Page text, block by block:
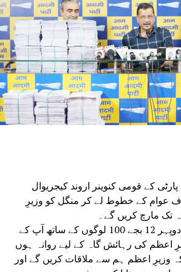
جمعیۃ علماء ہند نے وقف ترمیمی ایکٹ 2025 کو سپریم
کے قومی کنوینر اروند کیجریوال
خلاف عوام کے خطوط لے کر منگل کو وزیرِ
تک مارچ کریں گے۔
انہوں نے کہا کہ وہ دوپہر 12 بجے 100 لوگوں کے ساتھ آپ کے
اعظم کی رہائش گاہ کے لیے روانہ ہوں
وزیرِ اعظم ہم سے ملاقات کریں گے اور